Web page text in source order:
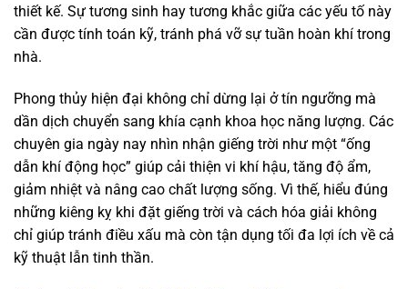
thiết kế. Sự tương sinh hay tương khắc giữa các yếu tố này
cần được tính toán kỹ, tránh phá vỡ sự tuần hoàn khí trong
nhà.
Phong thủy hiện đại không chỉ dừng lại ở tín ngưỡng mà
dần dịch chuyển sang khía cạnh khoa học năng lượng. Các
chuyên gia ngày nay nhìn nhận giếng trời như một “ống
dẫn khí động học” giúp cải thiện vi khí hậu, tăng độ ẩm,
giảm nhiệt và nâng cao chất lượng sống. Vì thế, hiểu đúng
những kiêng kỵ khi đặt giếng trời và cách hóa giải không
chỉ giúp tránh điều xấu mà còn tận dụng tối đa lợi ích về cả
kỹ thuật lẫn tinh thần.